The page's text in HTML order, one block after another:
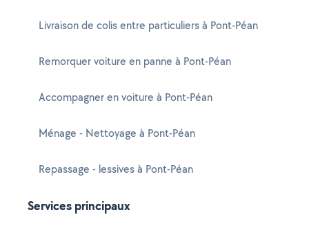
Livraison de colis entre particuliers à Pont-Péan
Remorquer voiture en panne à Pont-Péan
Accompagner en voiture à Pont-Péan
Ménage - Nettoyage à Pont-Péan
Repassage - lessives à Pont-Péan
Services principaux